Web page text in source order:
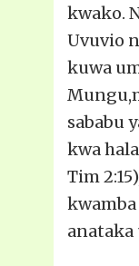
kwako.
Uvuvio
kuwa
sababu
kwa
Tim
anataka